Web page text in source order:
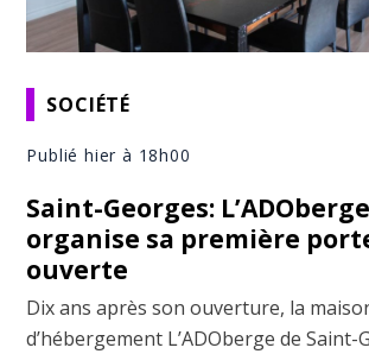
SOCIÉTÉ
Publié hier à 18h00
Saint-Georges: L’ADOberge
organise sa première
ouverte
Dix ans après son ouverture, la
d’hébergement L’ADOberge de Saint-